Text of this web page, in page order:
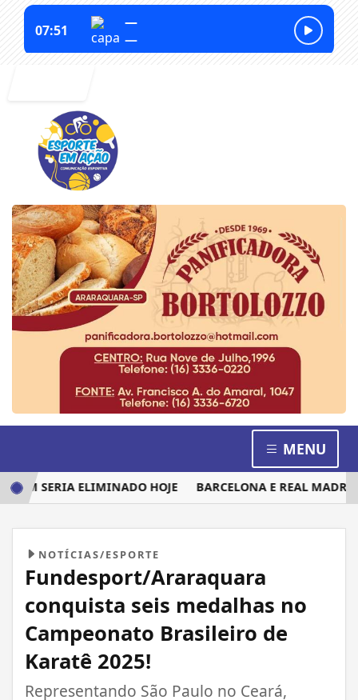
MENU
SERIA ELIMINADO HOJE BARCELONA E REAL MADRID
NOTÍCIAS/ESPORTE
Fundesport/Araraquara
conquista seis medalhas no
Campeonato Brasileiro de
Karatê 2025!
Representando São Paulo no Ceará,